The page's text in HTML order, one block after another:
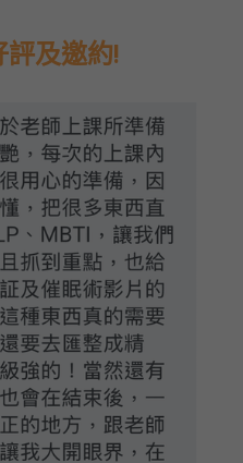
及邀約!